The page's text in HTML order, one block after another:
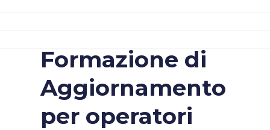
Formazione di
Aggiornamento
per operatori